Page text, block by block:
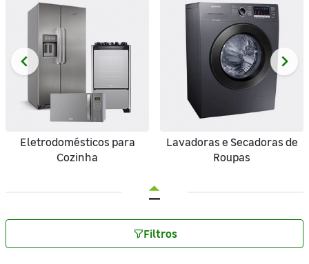
Eletrodomésticos para
Cozinha
Lavadoras e Secadoras de
Roupas
Filtros